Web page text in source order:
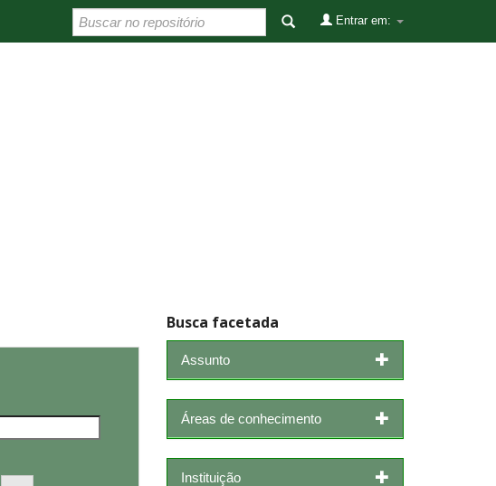
Entrar em:
Busca facetada
Assunto
Áreas de conhecimento
Instituição